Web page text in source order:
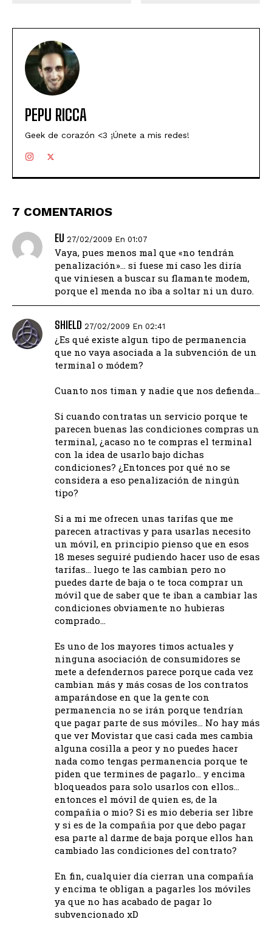
PEPU RICCA
Geek de corazón <3 ¡Únete a mis redes!
7 COMENTARIOS
EU 27/02/2009 En 01:07
Vaya, pues menos mal que «no tendrán
penalización»… si fuese mi caso les diría
que viniesen a buscar su flamante modem,
porque el menda no iba a soltar ni un duro.
SHIELD 27/02/2009 En 02:41
¿Es qué existe algun tipo de permanencia
que no vaya asociada a la subvención de un
terminal o módem?
Cuanto nos timan y nadie que nos defienda…
Si cuando contratas un servicio porque te
parecen buenas las condiciones compras un
terminal, ¿acaso no te compras el terminal
con la idea de usarlo bajo dichas
condiciones? ¿Entonces por qué no se
considera a eso penalización de ningún
tipo?
Si a mi me ofrecen unas tarifas que me
parecen atractivas y para usarlas necesito
un móvil, en principio pienso que en esos
18 meses seguiré pudiendo hacer uso de esas
tarifas… luego te las cambian pero no
puedes darte de baja o te toca comprar un
móvil que de saber que te iban a cambiar las
condiciones obviamente no hubieras
comprado…
Es uno de los mayores timos actuales y
ninguna asociación de consumidores se
mete a defendernos parece porque cada vez
cambian más y más cosas de los contratos
amparándose en que la gente con
permanencia no se irán porque tendrían
que pagar parte de sus móviles… No hay más
que ver Movistar que casi cada mes cambia
alguna cosilla a peor y no puedes hacer
nada como tengas permanencia porque te
piden que termines de pagarlo… y encima
bloqueados para solo usarlos con ellos…
entonces el móvil de quien es, de la
compañia o mio? Si es mio deberia ser libre
y si es de la compañia por que debo pagar
esa parte al darme de baja porque ellos han
cambiado las condiciones del contrato?
En fin, cualquier día cierran una compañía
y encima te obligan a pagarles los móviles
ya que no has acabado de pagar lo
subvencionado xD